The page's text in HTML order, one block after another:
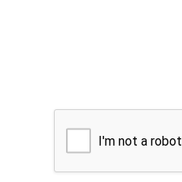
I'm not a robot